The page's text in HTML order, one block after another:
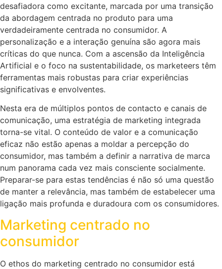
desafiadora como excitante, marcada por uma transição
da abordagem centrada no produto para uma
verdadeiramente centrada no consumidor. A
personalização e a interação genuína são agora mais
críticas do que nunca. Com a ascensão da Inteligência
Artificial e o foco na sustentabilidade, os marketeers têm
ferramentas mais robustas para criar experiências
significativas e envolventes.
Nesta era de múltiplos pontos de contacto e canais de
comunicação, uma estratégia de marketing integrada
torna-se vital. O conteúdo de valor e a comunicação
eficaz não estão apenas a moldar a percepção do
consumidor, mas também a definir a narrativa de marca
num panorama cada vez mais consciente socialmente.
Preparar-se para estas tendências é não só uma questão
de manter a relevância, mas também de estabelecer uma
ligação mais profunda e duradoura com os consumidores.
Marketing centrado no
consumidor
O ethos do marketing centrado no consumidor está